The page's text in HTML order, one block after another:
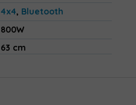
4x4, Bluetooth
800W
63 cm